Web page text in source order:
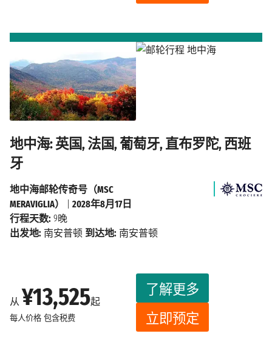
地中海: 英国, 法国, 葡萄牙, 直布罗陀, 西班
牙
从 ¥13,525起
每人价格 包含税费
了解更多
立即预定
地中海邮轮传奇号（MSC
MERAVIGLIA）
2028年8月17日
行程天数: 9晚
出发地: 南安普顿 到达地: 南安普顿